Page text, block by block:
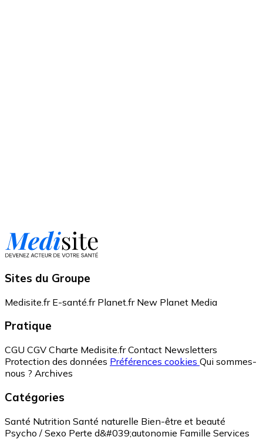
Sites du Groupe
Medisite.fr E-santé.fr Planet.fr New Planet Media
Pratique
CGU CGV Charte Medisite.fr Contact Newsletters
Protection des données Préférences cookies Qui sommes-
nous ? Archives
Catégories
Santé Nutrition Santé naturelle Bien-être et beauté
Psycho / Sexo Perte d&#039;autonomie Famille Services